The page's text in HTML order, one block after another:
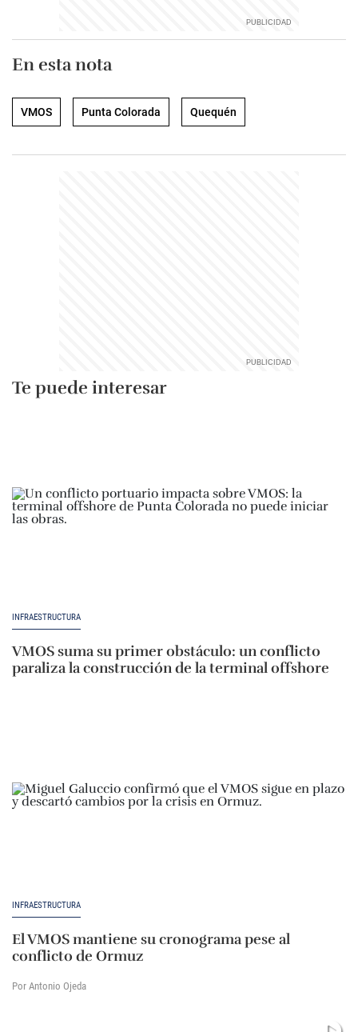
En esta nota
VMOS Punta Colorada Quequén
Te puede interesar
INFRAESTRUCTURA
VMOS suma su primer obstáculo: un conflicto
paraliza la construcción de la terminal offshore
INFRAESTRUCTURA
El VMOS mantiene su cronograma pese al
conflicto de Ormuz
Por Antonio Ojeda